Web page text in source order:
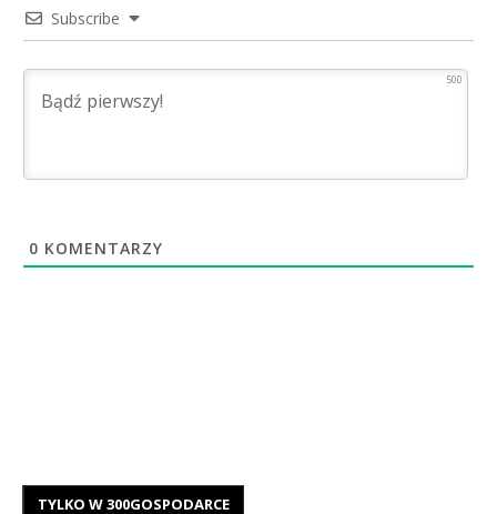
Subscribe
500
0 KOMENTARZY
TYLKO W 300GOSPODARCE